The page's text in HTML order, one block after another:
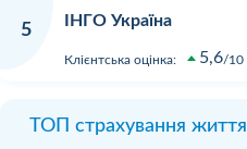
5
ІНГО Україна
Клієнтська оцінка: 5,6 10
ТОП страхування життя